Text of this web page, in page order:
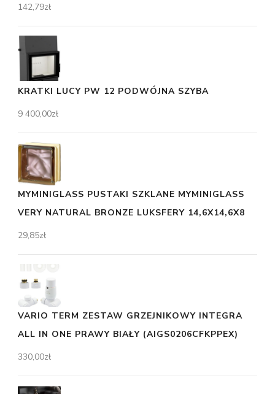
142,79zł
KRATKI LUCY PW 12 PODWÓJNA SZYBA
9 400,00zł
MYMINIGLASS PUSTAKI SZKLANE MYMINIGLASS
VERY NATURAL BRONZE LUKSFERY 14,6X14,6X8
29,85zł
VARIO TERM ZESTAW GRZEJNIKOWY INTEGRA
ALL IN ONE PRAWY BIAŁY (AIGS0206CFKPPEX)
330,00zł